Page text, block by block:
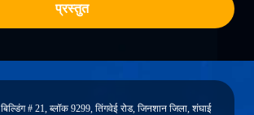
प्रस्तुत
बिल्डिंग # 21, ब्लॉक 9299, तिंगवेई रोड, जिनशान जिला, शंघाई